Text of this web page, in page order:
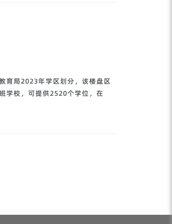
育局2023年学区划分，该楼盘区
学校，可提供2520个学位，在